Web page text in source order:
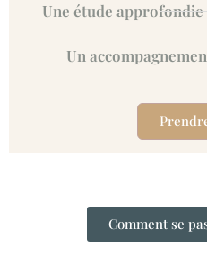
Une étude approfondie
Un
Comment se